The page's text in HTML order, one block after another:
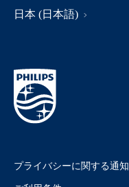
日本 (日本語)
プライバシーに関する通知